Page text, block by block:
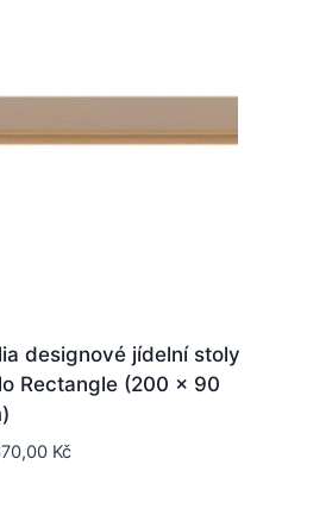
designové jídelní stoly
Rectangle (200 x 90
Kč